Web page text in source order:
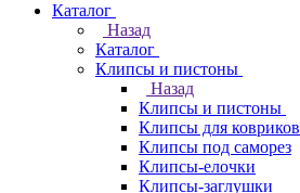
Каталог
Назад
Каталог
Клипсы и пистоны
Назад
Клипсы и пистоны
Клипсы для ковриков
Клипсы под саморез
Клипсы-елочки
Клипсы-заглушки